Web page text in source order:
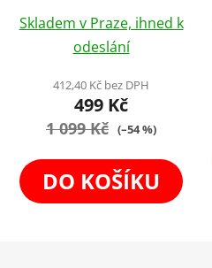
Insta360, GoPro
hodnocení
produktu
je
4,0
z
hvězdiček.
Skladem v Praze, ihned k
odeslání
412,40 Kč bez DPH
499 Kč
1 099 Kč (–54 %)
DO KOŠÍKU